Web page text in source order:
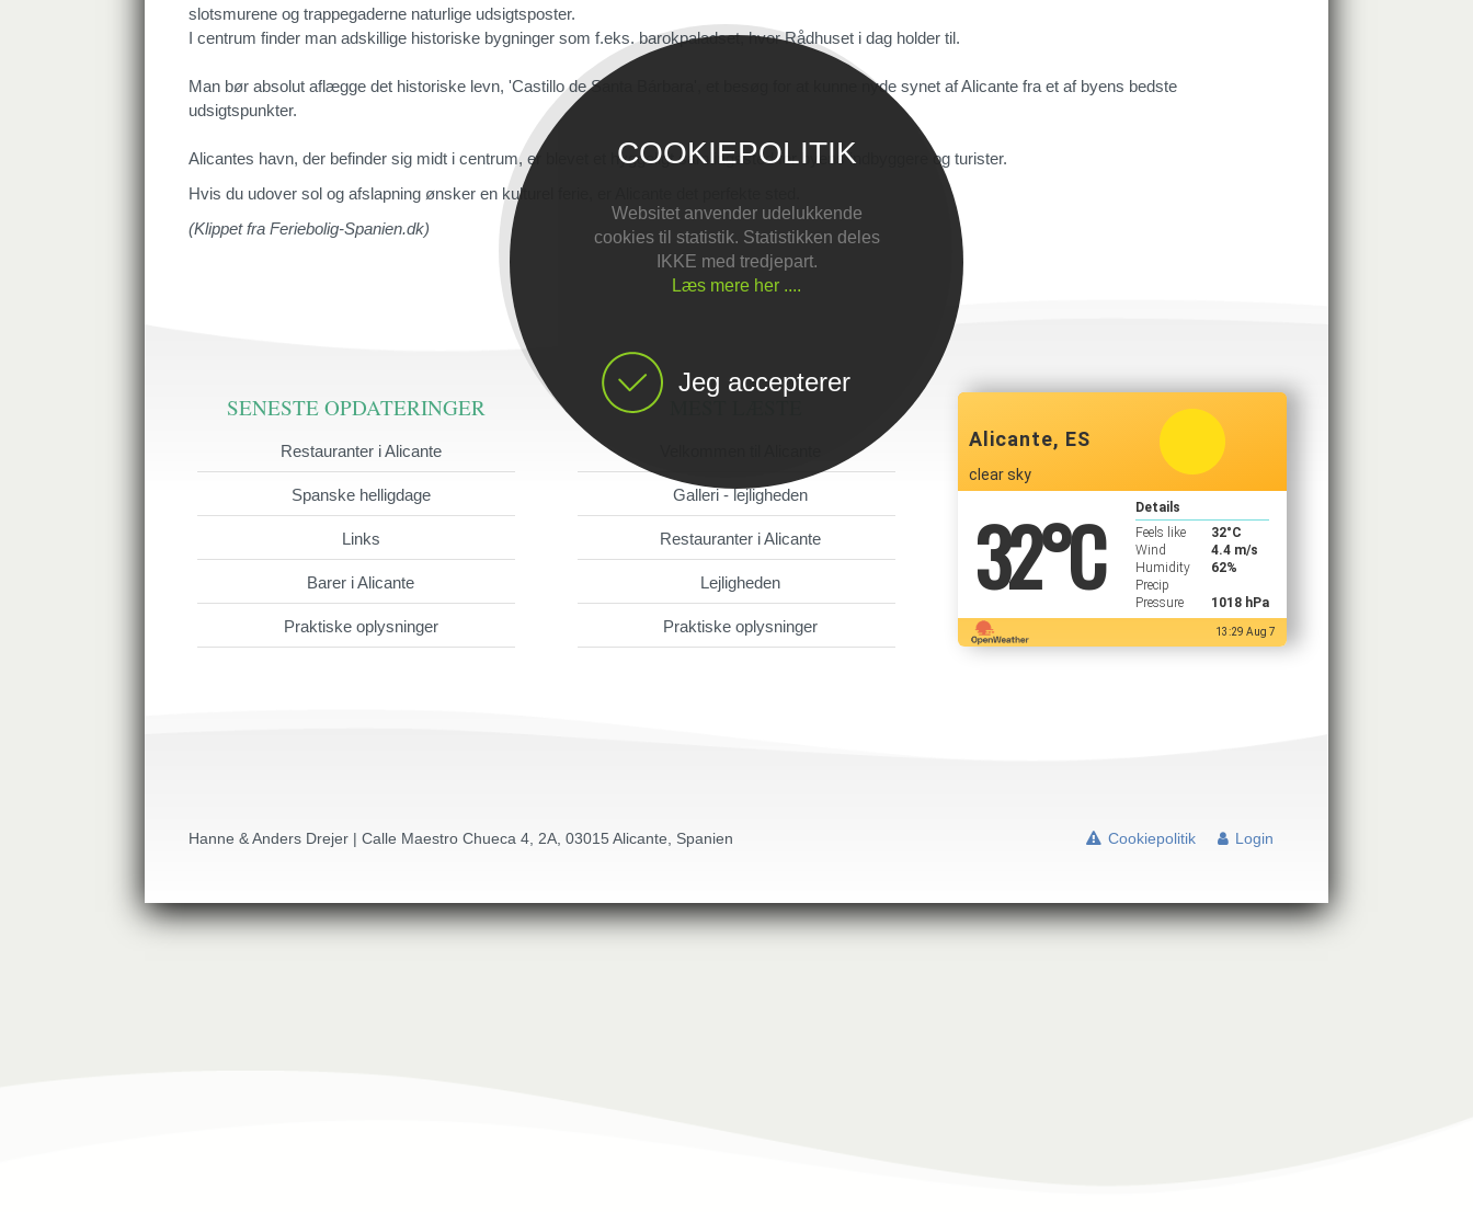
Jeg accepterer
COOKIEPOLITIK
Websitet anvender udelukkende
cookies til statistik. Statistikken deles
IKKE med tredjepart.
Læs mere her ....
slotsmurene og trappegaderne naturlige udsigtsposter.
I centrum finder man adskillige historiske bygninger som f.eks. barokpaladset, hvor Rådhuset i dag holder til.
Man bør absolut aflægge det historiske levn, 'Castillo de Santa Bárbara', et besøg for at kunne nyde synet af Alicante fra et af byens bedste
udsigtspunkter.
Alicantes havn, der befinder sig midt i centrum, er blevet et hyggeligt samlingssted for byens indbyggere og turister.
Hvis du udover sol og afslapning ønsker en kulturel ferie, er Alicante det perfekte sted.
(Klippet fra Feriebolig-Spanien.dk)
SENESTE OPDATERINGER
Restauranter i Alicante
Spanske helligdage
Links
Barer i Alicante
Praktiske oplysninger
Galleri - lejligheden
Restauranter i Alicante
Lejligheden
Praktiske oplysninger
Alicante, ES
clear sky
32°C
Details
Feels like
32°C
Wind
4.4 m/s
Humidity
62%
Precip
Pressure
1018 hPa
13:29 Aug 7
Cookiepolitik Login
Hanne & Anders Drejer | Calle Maestro Chueca 4, 2A, 03015 Alicante, Spanien